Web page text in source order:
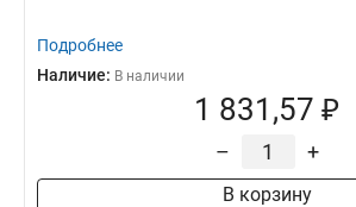
Подробнее
Наличие: В наличии
1 831,57 ₽
– +
В корзину